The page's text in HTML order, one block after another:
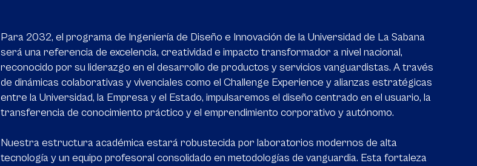
Para 2032, el programa de Ingeniería de Diseño e Innovación de la Universidad de La Sabana
será una referencia de excelencia, creatividad e impacto transformador a nivel nacional,
reconocido por su liderazgo en el desarrollo de productos y servicios vanguardistas. A través
de dinámicas colaborativas y vivenciales como el Challenge Experience y alianzas estratégicas
entre la Universidad, la Empresa y el Estado, impulsaremos el diseño centrado en el usuario, la
transferencia de conocimiento práctico y el emprendimiento corporativo y autónomo.
Nuestra estructura académica estará robustecida por laboratorios modernos de alta
tecnología y un equipo profesoral consolidado en metodologías de vanguardia. Esta fortaleza